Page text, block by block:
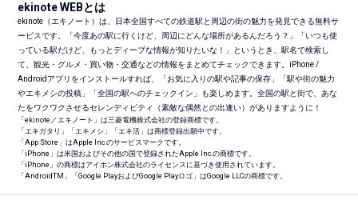
ekinote WEBとは
ekinote（エキノート）は、日本全国すべての鉄道駅と周辺の街の魅力を発見できる無料サ
ービスです。「今度あの駅に行くけど、周辺にどんな場所があるんだろう？」「いつも使
っている駅だけど、もっとディープな情報が知りたいな！」というとき、駅名で検索し
て、観光・グルメ・買い物・交通などの情報をまとめてチェックできます。iPhone /
Androidアプリをインストールすれば、「お気に入りの駅や記事の保存」「駅や街の魅力
やエキメシの投稿」「全国の駅へのチェックイン」も楽しめます。全国の駅と街で、あな
たをワクワクさせるセレンディピティ（素敵な偶然との出逢い）がありますように！
「ekinote／エキノート」は三菱電機株式会社の登録商標です。
「エキガタリ」「エキメシ」「エキ活」は商標登録出願中です。
「App Store」はApple Inc.のサービスマークです。
「iPhone」は米国およびその他の国で登録されたApple Inc.の商標です。
「iPhone」の商標はアイホン株式会社のライセンスに基づき使用されています。
「AndroidTM 」「Google PlayおよびGoogle Playロゴ」はGoogle LLCの商標です。